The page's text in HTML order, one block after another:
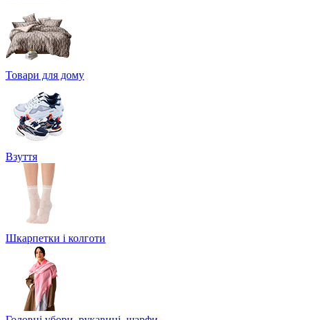
Товари для дому
Взуття
Шкарпетки і колготи